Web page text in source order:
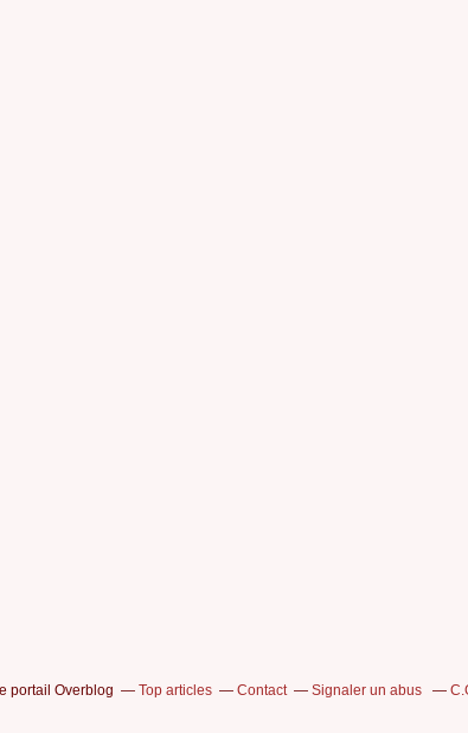
portail Overblog Top articles Contact Signaler un abus